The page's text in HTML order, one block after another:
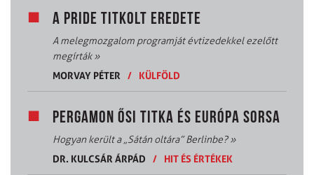
A PRIDE TITKOLT EREDETE
A melegmozgalom programját évtizedekkel ezelőtt
megírták»
MORVAY PÉTER
/ KÜLFÖLD
PERGAMON ŐSI TITKA ÉS EURÓPA SORSA
Hogyan került a „Sátán oltára” Berlinbe?»
DR. KULCSÁR ÁRPÁD
/ HIT ÉS ÉRTÉKEK